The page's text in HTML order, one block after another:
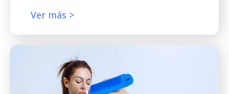
Ver más >